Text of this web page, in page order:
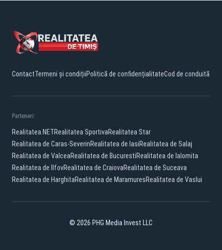
ContactTermeni și condițiiPolitică de confidențialitateCod de conduită
Parteneri:
Realitatea.NETRealitatea SportivaRealitatea Star
Realitatea de Caras-SeverinRealitatea de IasiRealitatea de Salaj
Realitatea de ValceaRealitatea de BucurestiRealitatea de Ialomita
Realitatea de IlfovRealitatea de CraiovaRealitatea de Suceava
Realitatea de HarghitaRealitatea de MaramuresRealitatea de Vaslui
© 2026 PHG Media Invest LLC